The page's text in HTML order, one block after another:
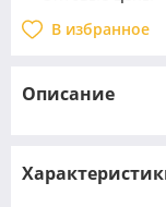
В избранное
Описание